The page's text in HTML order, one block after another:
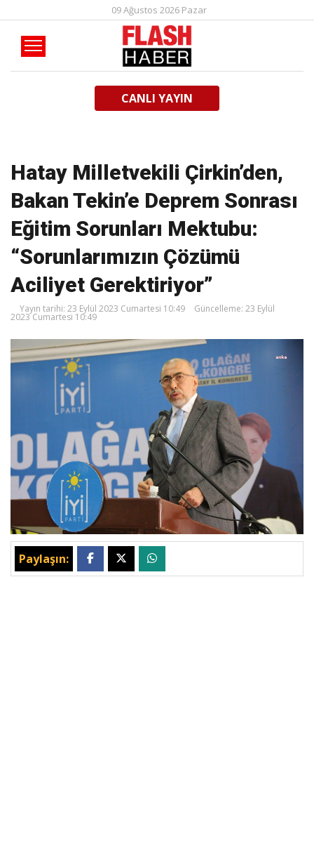
09 Ağustos 2026 Pazar
CANLI YAYIN
Hatay Milletvekili Çirkin’den,
Bakan Tekin’e Deprem Sonrası
Eğitim Sorunları Mektubu:
“Sorunlarımızın Çözümü
Aciliyet Gerektiriyor”
Yayın tarihi: 23 Eylül 2023 Cumartesi 10:49 Güncelleme: 23 Eylül
2023 Cumartesi 10:49
Paylaşın: